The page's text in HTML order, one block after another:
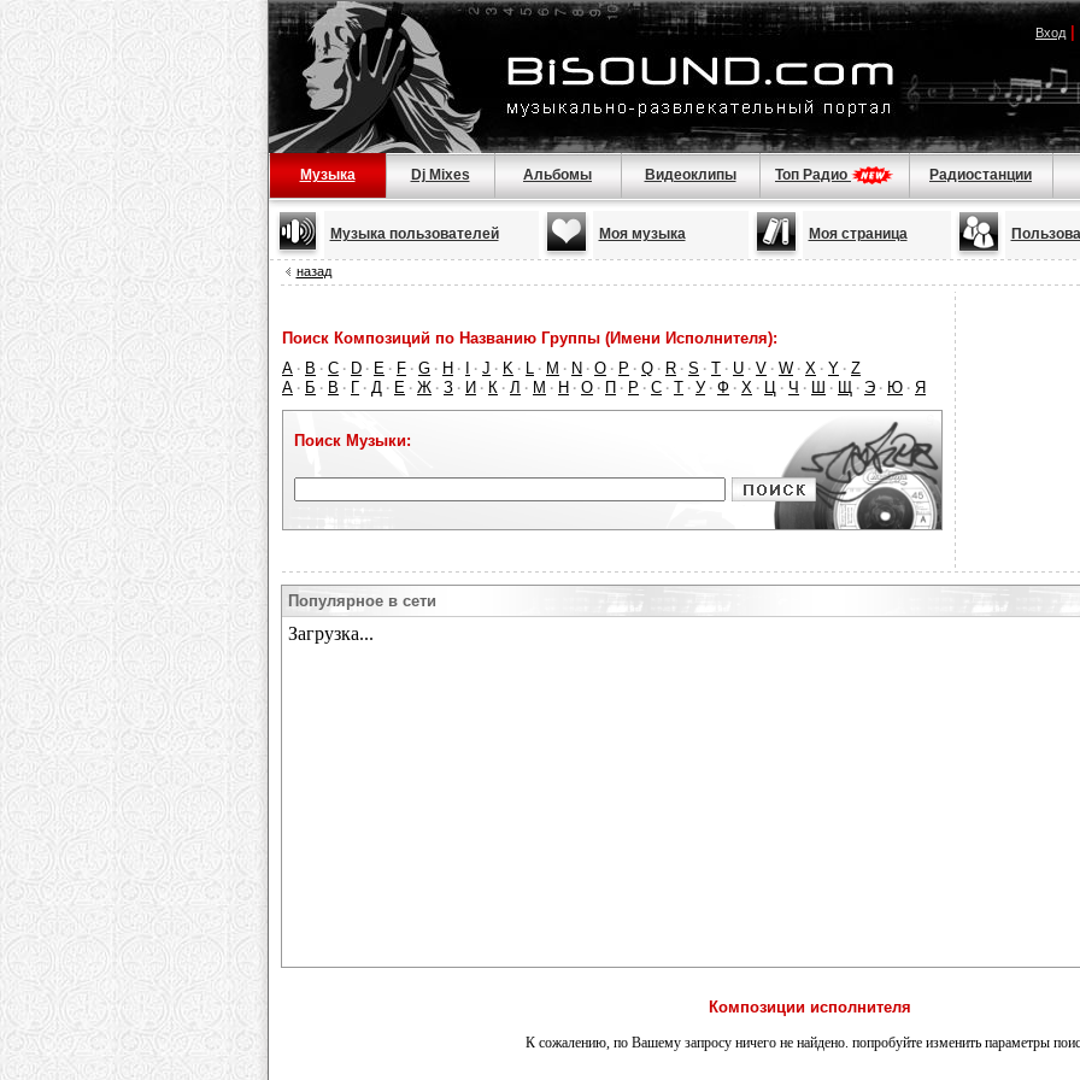
Вход|
Музыка Dj Mixes Альбомы Видеоклипы Топ Радио Радиостанции
Музыка пользователей Моя музыка Моя страница
назад
Поиск Композиций по Названию Группы (Имени Исполнителя):
A · B · C · D · E · F · G · H · · J · K · L · M · N · O · P · Q · R · S · T · U · V · W · X · Y · Z
А · Б · В · Г · Д · Е · Ж · З · И · К · Л · М · Н · О · П · Р · С · Т · У · Ф · Х · Ц · Ч · Ш · Щ · Э · Ю · Я
Поиск Музыки:
Популярное в сети
Композиции исполнителя
К сожалению, по Вашему запросу ничего не найдено. попробуйте изменить параметры